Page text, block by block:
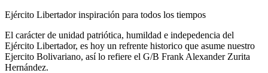
Ejército Libertador inspiración para todos los tiempos
El carácter de unidad patriótica, humildad e indepedencia del
Ejército Libertador, es hoy un refrente historico que asume nuestro
Ejercito Bolivariano, así lo refiere el G/B Frank Alexander Zurita
Hernández.